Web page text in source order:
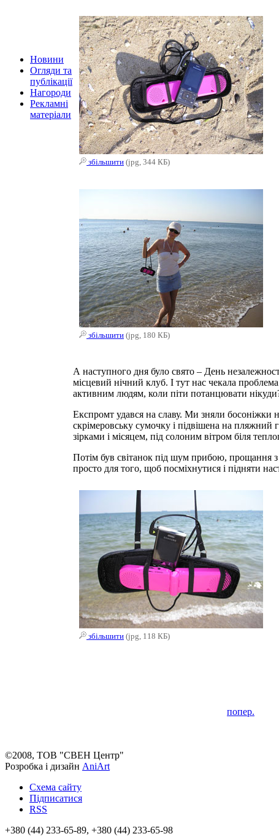
Новини
Огляди та
публікації
Нагороди
Рекламні
матеріали
збільшити (jpg, 344 КБ)
збільшити (jpg, 180 КБ)
А наступного дня було свято – День
місцевий нічний клуб. І тут нас чекала
активним людям, коли піти потанцювати
Експромт удався на славу. Ми зняли босоніжки
скрімеровську сумочку і підвішена на пляжний
зірками і місяцем, під солоним вітром біля
Потім був світанок під шум прибою, прощання
просто для того, щоб посміхнутися і підняти
збільшити (jpg, 118 КБ)
попер.
©2008, ТОВ "СВЕН Центр"
Розробка і дизайн AniArt
Схема сайту
Підписатися
RSS
+380 (44) 233-65-89, +380 (44) 233-65-98